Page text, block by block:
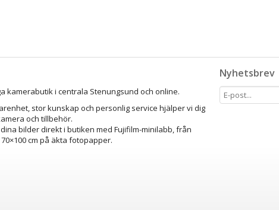
Nyhetsbrev
kamerabutik i centrala Stenungsund och online.
stor kunskap och personlig service hjälper vi dig
och tillbehör.
bilder direkt i butiken med Fujifilm-minilabb, från
cm på äkta fotopapper.